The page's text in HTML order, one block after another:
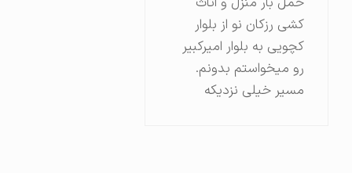
کشی رزکان نو از بلوار
کچویی به بلوار امیرکبیر
رو میخواستم بدونم.
مسیر خیلی نزدیکه